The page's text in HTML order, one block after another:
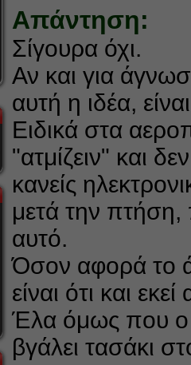
Απάντηση:
Σίγουρα όχι.
Αν και για
αυτή η ιδέα,
Ειδικά στα
"ατμίζειν" και
κανείς
μετά την
αυτό.
Όσον αφορά το
είναι ότι και
Έλα όμως που ο
βγάλει τασάκι